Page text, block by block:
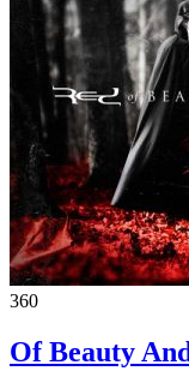
360
Of Beauty